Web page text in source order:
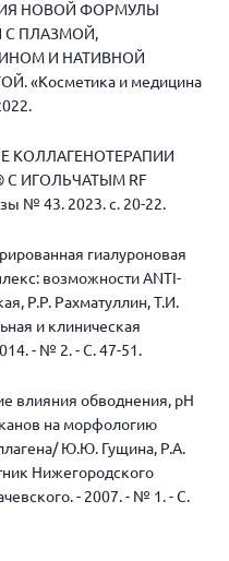
НОВОЙ ФОРМУЛЫ
С ПЛАЗМОЙ,
И НАТИВНОЙ
«Косметика и медицина
КОЛЛАГЕНОТЕРАПИИ
ИГОЛЬЧАТЫМ RF
№ 43. 2023. с. 20-22.
гиалуроновая
возможности ANTI-
Р.Р. Рахматуллин, Т.И.
и клиническая
- № 2. - С. 47-51.
влияния обводнения, pH
на морфологию
Ю.Ю. Гущина, Р.А.
Нижегородского
- 2007. - № 1. - С.